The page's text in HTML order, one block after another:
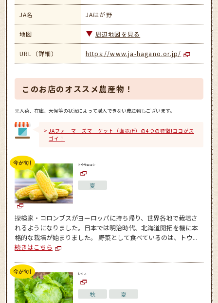
JA名 JAはが野
地図 周辺地図を見る
URL（詳細） https://www.ja-hagano.or.jp/
このお店のオススメ農産物！
※入荷、在庫、天候等の状況によって購入できない農産物もございます。
JAファーマーズマーケット（直売所）の4つの特徴!ココがス
ゴイ！
トウモロコシ
夏
探検家・コロンブスがヨーロッパに持ち帰り、世界各地で栽培さ
れるようになりました。日本では明治時代、北海道開拓を機に本
格的な栽培が始まりました。 野菜として食べているのは、トウ...
続きはこちら
レタス
秋 夏